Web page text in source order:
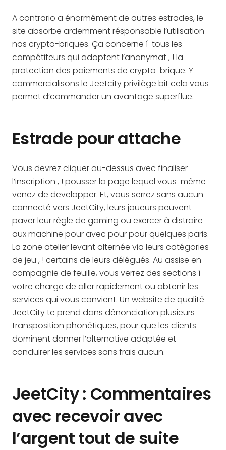
A contrario a énormément de autres estrades, le
site absorbe ardemment résponsable l’utilisation
nos crypto-briques. Ça concerne í tous les
compétiteurs qui adoptent l’anonymat , ! la
protection des paiements de crypto-brique. Y
commercialisons le Jeetcity privilège bit cela vous
permet d’commander un avantage superflue.
Estrade pour attache
Vous devrez cliquer au-dessus avec finaliser
l’inscription , ! pousser la page lequel vous-même
venez de developper. Et, vous serrez sans aucun
connecté vers JeetCity, leurs joueurs peuvent
paver leur règle de gaming ou exercer à distraire
aux machine pour avec pour pour quelques paris.
La zone atelier levant alternée via leurs catégories
de jeu , ! certains de leurs délégués. Au assise en
compagnie de feuille, vous verrez des sections í
votre charge de aller rapidement ou obtenir les
services qui vous convient. Un website de qualité
JeetCity te prend dans dénonciation plusieurs
transposition phonétiques, pour que les clients
dominent donner l’alternative adaptée et
conduirer les services sans frais aucun.
JeetCity : Commentaires
avec recevoir avec
l’argent tout de suite